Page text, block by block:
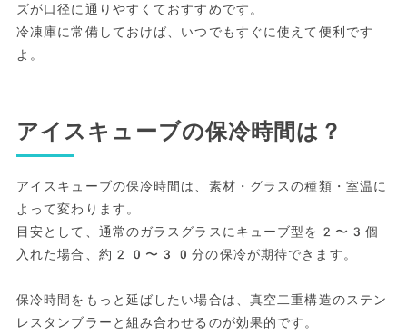
ズが口径に通りやすくておすすめです。
冷凍庫に常備しておけば、いつでもすぐに使えて便利です
よ。
アイスキューブの保冷時間は？
アイスキューブの保冷時間は、素材・グラスの種類・室温に
よって変わります。
目安として、通常のガラスグラスにキューブ型を2〜3個
入れた場合、約20〜30分の保冷が期待できます。
保冷時間をもっと延ばしたい場合は、真空二重構造のステン
レスタンブラーと組み合わせるのが効果的です。